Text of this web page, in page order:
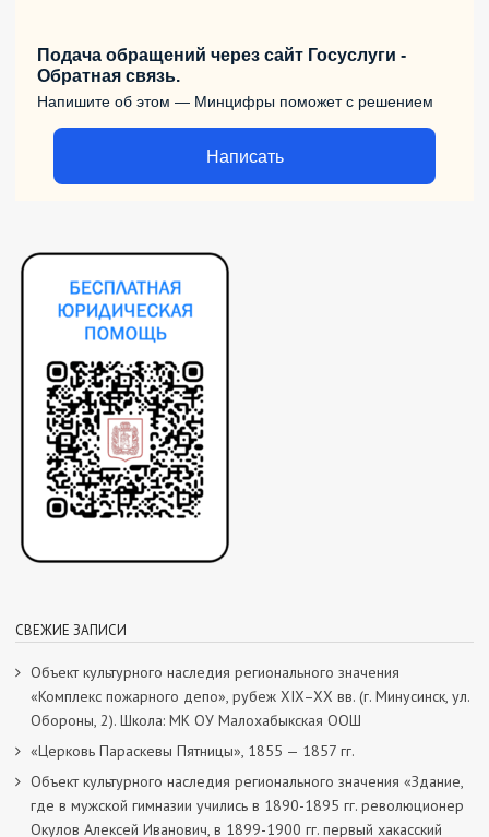
Подача обращений через сайт Госуслуги -
Обратная связь.
Напишите об этом — Минцифры поможет с решением
Написать
СВЕЖИЕ ЗАПИСИ
Объект культурного наследия регионального значения
«Комплекс пожарного депо», рубеж XIX–XX вв. (г. Минусинск, ул.
Обороны, 2). Школа: МК ОУ Малохабыкская ООШ
«Церковь Параскевы Пятницы», 1855 — 1857 гг.
Объект культурного наследия регионального значения «Здание,
где в мужской гимназии учились в 1890-1895 гг. революционер
Окулов Алексей Иванович, в 1899-1900 гг. первый хакасский